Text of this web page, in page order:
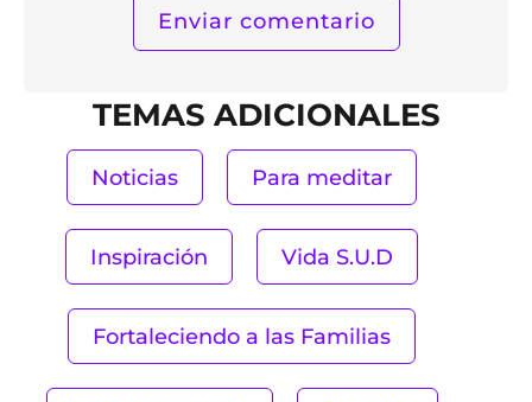
TEMAS ADICIONALES
Noticias Para meditar
Inspiración Vida S.U.D
Fortaleciendo a las Familias